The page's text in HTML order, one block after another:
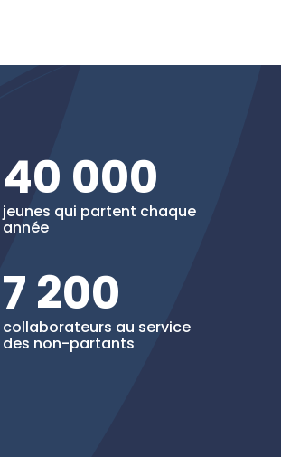
40 000
jeunes qui partent chaque
année
7 200
collaborateurs au service
des non-partants